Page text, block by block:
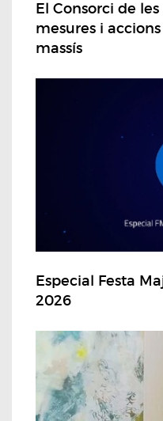
El Consorci de
mesures i
massís
Especial Festa
2026